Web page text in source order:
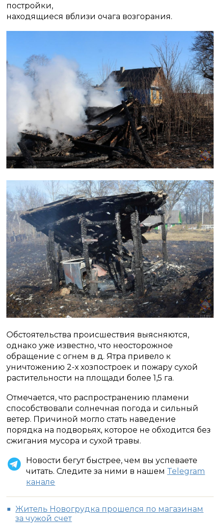
постройки,
находящиеся вблизи очага возгорания.
Обстоятельства происшествия выясняются,
однако уже известно, что неосторожное
обращение с огнем в д. Ятра привело к
уничтожению 2-х хозпостроек и пожару сухой
растительности на площади более 1,5 га.
Отмечается, что распространению пламени
способствовали солнечная погода и сильный
ветер. Причиной могло стать наведение
порядка на подворьях, которое не обходится без
сжигания мусора и сухой травы.
Новости бегут быстрее, чем вы успеваете
читать. Следите за ними в нашем Telegram
канале
Житель Новогрудка прошелся по магазинам
за чужой счет